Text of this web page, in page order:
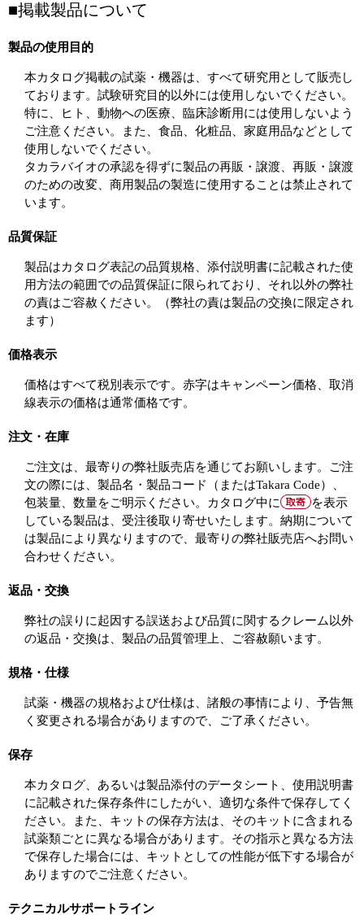
■掲載製品について
製品の使用目的
本カタログ掲載の試薬・機器は、すべて研究用として販売し
ております。試験研究目的以外には使用しないでください。
特に、ヒト、動物への医療、臨床診断用には使用しないよう
ご注意ください。また、食品、化粧品、家庭用品などとして
使用しないでください。
タカラバイオの承認を得ずに製品の再販・譲渡、再販・譲渡
のための改変、商用製品の製造に使用することは禁止されて
います。
品質保証
製品はカタログ表記の品質規格、添付説明書に記載された使
用方法の範囲での品質保証に限られており、それ以外の弊社
の責はご容赦ください。（弊社の責は製品の交換に限定され
ます）
価格表示
価格はすべて税別表示です。赤字はキャンペーン価格、取消
線表示の価格は通常価格です。
注文・在庫
ご注文は、最寄りの弊社販売店を通じてお願いします。ご注
文の際には、製品名・製品コード（またはTakara Code）、
包装量、数量をご明示ください。カタログ中に
を表示
している製品は、受注後取り寄せいたします。納期について
は製品により異なりますので、最寄りの弊社販売店へお問い
合わせください。
返品・交換
弊社の誤りに起因する誤送および品質に関するクレーム以外
の返品・交換は、製品の品質管理上、ご容赦願います。
規格・仕様
試薬・機器の規格および仕様は、諸般の事情により、予告無
く変更される場合がありますので、ご了承ください。
保存
本カタログ、あるいは製品添付のデータシート、使用説明書
に記載された保存条件にしたがい、適切な条件で保存してく
ださい。また、キットの保存方法は、そのキットに含まれる
試薬類ごとに異なる場合があります。その指示と異なる方法
で保存した場合には、キットとしての性能が低下する場合が
ありますのでご注意ください。
テクニカルサポートライン